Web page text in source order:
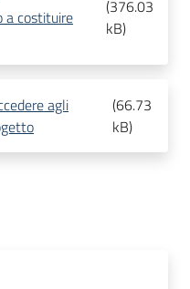
a costituire
(376.03
kB)
agli
(66.73
kB)